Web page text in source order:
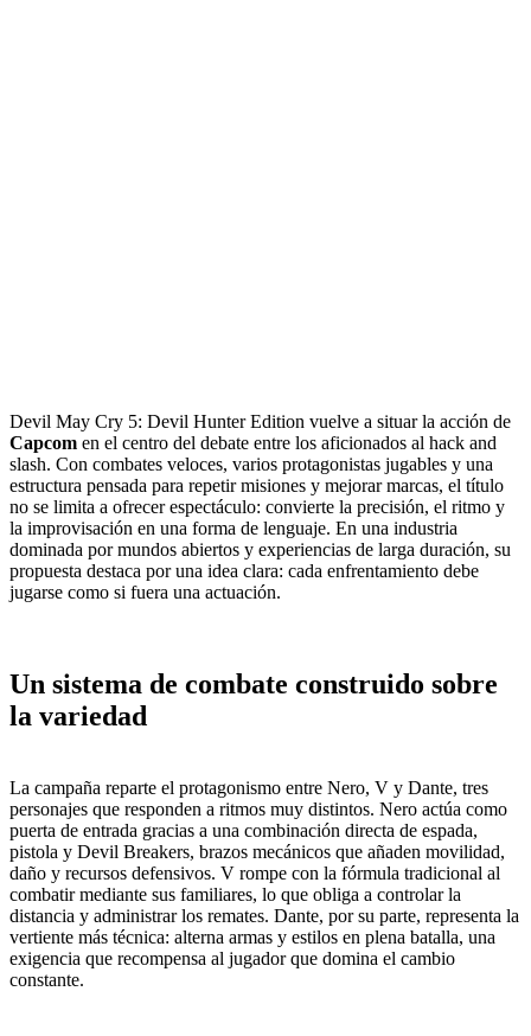
Devil May Cry 5: Devil Hunter Edition vuelve a situar la acción de
Capcom en el centro del debate entre los aficionados al hack and
slash. Con combates veloces, varios protagonistas jugables y una
estructura pensada para repetir misiones y mejorar marcas, el título
no se limita a ofrecer espectáculo: convierte la precisión, el ritmo y
la improvisación en una forma de lenguaje. En una industria
dominada por mundos abiertos y experiencias de larga duración, su
propuesta destaca por una idea clara: cada enfrentamiento debe
jugarse como si fuera una actuación.
Un sistema de combate construido sobre
la variedad
La campaña reparte el protagonismo entre Nero, V y Dante, tres
personajes que responden a ritmos muy distintos. Nero actúa como
puerta de entrada gracias a una combinación directa de espada,
pistola y Devil Breakers, brazos mecánicos que añaden movilidad,
daño y recursos defensivos. V rompe con la fórmula tradicional al
combatir mediante sus familiares, lo que obliga a controlar la
distancia y administrar los remates. Dante, por su parte, representa la
vertiente más técnica: alterna armas y estilos en plena batalla, una
exigencia que recompensa al jugador que domina el cambio
constante.